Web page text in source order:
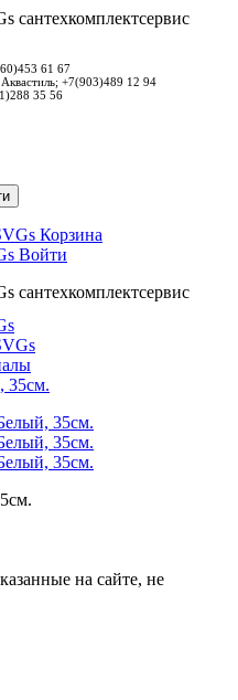
сантехкомплектсервис
61 67
+7(903)489 12 94
35 56
Корзина
Войти
сантехкомплектсервис
на сайте, не